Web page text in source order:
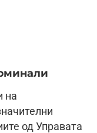
на
од Управата